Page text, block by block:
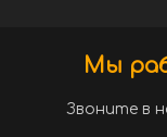
Мы
Звоните в